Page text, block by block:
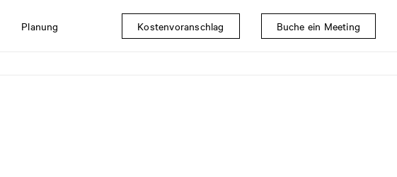
Planung Kostenvoranschlag Buche ein Meeting